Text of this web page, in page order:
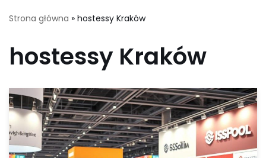
Strona główna » hostessy Kraków
hostessy Kraków